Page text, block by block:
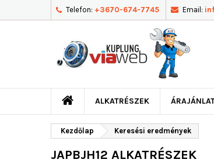
Telefon: +3670-674-7745 Email:
ALKATRÉSZEK
Kezdőlap Keresési eredmények
JAPBJH12 ALKATRÉSZEK